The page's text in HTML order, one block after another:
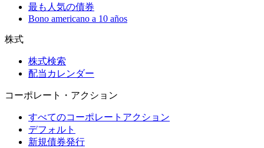
最も人気の債券
Bono americano a 10 años
株式
株式検索
配当カレンダー
コーポレート・アクション
すべてのコーポレートアクション
デフォルト
新規債券発行